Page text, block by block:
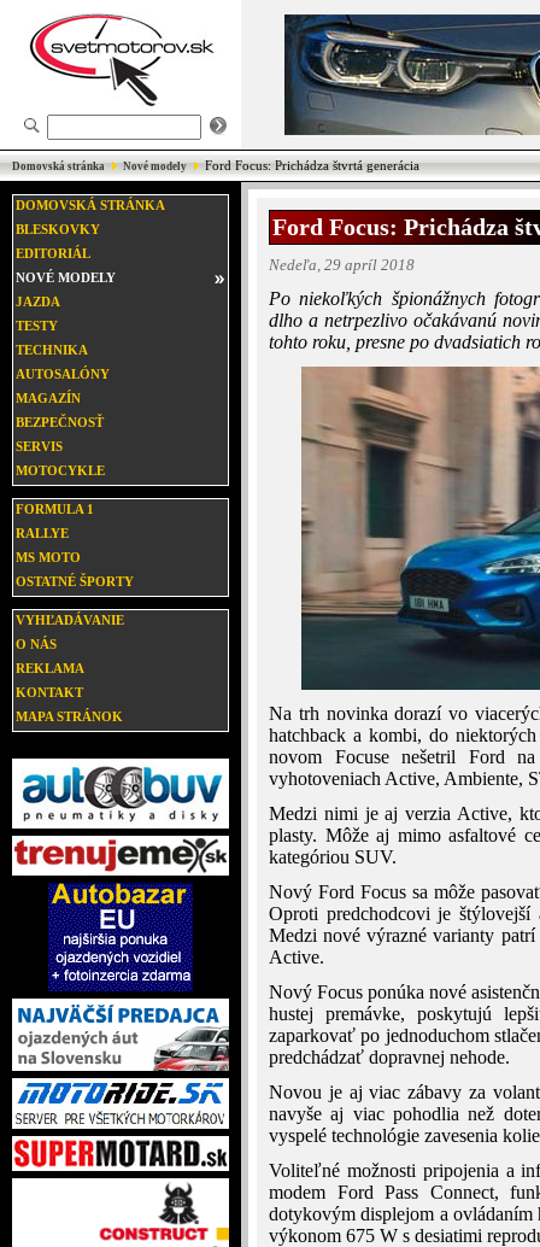
Domovská stránka Nové modely Ford Focus: Prichádza štvrtá generácia
DOMOVSKÁ STRÁNKA
BLESKOVKY
EDITORIÁL
NOVÉ MODELY
JAZDA
TESTY
TECHNIKA
AUTOSALÓNY
MAGAZÍN
BEZPEČNOSŤ
SERVIS
MOTOCYKLE
FORMULA 1
RALLYE
MS MOTO
OSTATNÉ ŠPORTY
VYHĽADÁVANIE
O NÁS
REKLAMA
KONTAKT
MAPA STRÁNOK
Ford Focus: Prichádza
Nedeľa, 29 apríl 2018
Po niekoľkých špionážnych
dlho a netrpezlivo očakávanú
tohto roku, presne po dvadsiatich
Na trh novinka dorazí vo
hatchback a kombi, do
novom Focuse nešetril Ford
vyhotoveniach Active, Ambiente,
Medzi nimi je aj verzia Active,
plasty. Môže aj mimo asfaltové
kategóriou SUV.
Nový Ford Focus sa môže
Oproti predchodcovi je
Medzi nové výrazné varianty
Active.
Nový Focus ponúka nové
hustej premávke, poskytujú
zaparkovať po jednoduchom
predchádzať dopravnej nehode.
Novou je aj viac zábavy za
navyše aj viac pohodlia než
vyspelé technológie zavesenia
Voliteľné možnosti pripojenia a
modem Ford Pass Connect,
dotykovým displejom a
výkonom 675 W s desiatimi